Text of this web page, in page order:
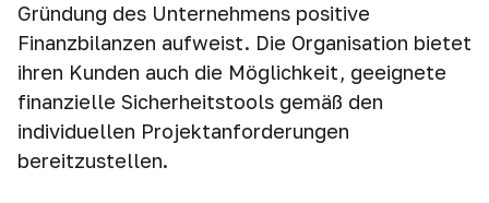
Gründung des Unternehmens positive
Finanzbilanzen aufweist. Die Organisation bietet
ihren Kunden auch die Möglichkeit, geeignete
finanzielle Sicherheitstools gemäß den
individuellen Projektanforderungen
bereitzustellen.